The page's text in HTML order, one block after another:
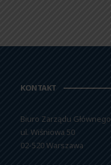
KONTAKT
Biuro Zarządu Głównego
ul. Wiśniowa 50
02-520 Warszawa